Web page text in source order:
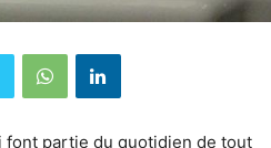
font partie du quotidien de tout